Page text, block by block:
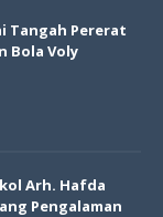
Tangah Pererat
Bola Voly
Arh. Hafda
Pengalaman